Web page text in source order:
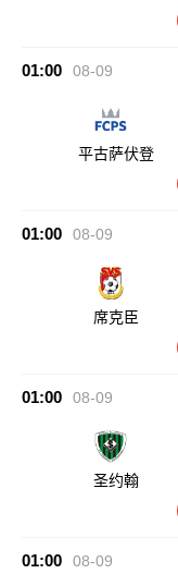
01:00 08-09
平古萨伏登
01:00 08-09
席克臣
01:00 08-09
圣约翰
01:00 08-09